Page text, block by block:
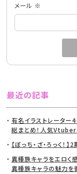
メール ※
最近の記事
有名イラストレーター
総まとめ！人気Vtuber
【ぼっち・ざ・ろっく！
異種族キャラをエロ
異種族キャラの魅力を